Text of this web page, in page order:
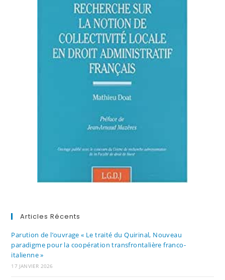
Articles Récents
Parution de l’ouvrage « Le traité du Quirinal, Nouveau
paradigme pour la coopération transfrontalière franco-
italienne »
17 JANVIER 2026